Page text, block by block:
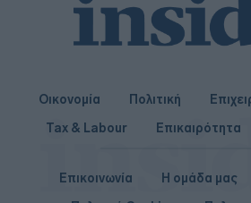
Οικονομία Πολιτική
Tax & Labour
Επικαιρότητα
Επικοινωνία Η ομάδα μας